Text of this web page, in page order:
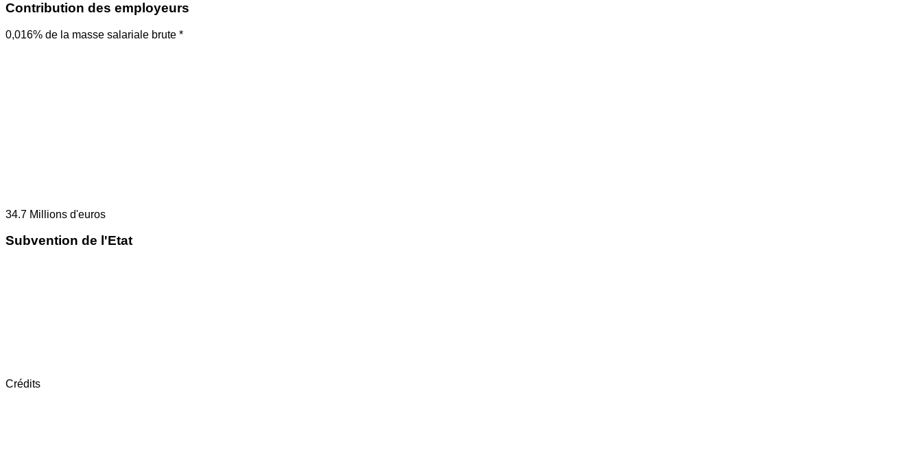
Contribution des employeurs
0,016% de la masse salariale brute *
34.7 Millions d'euros
Subvention de l'Etat
Crédits